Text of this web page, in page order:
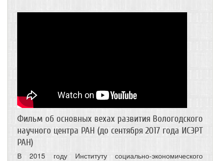
Фильм об основных вехах развития Вологодского
научного центра РАН (до сентября 2017 года ИСЭРТ
РАН)
В 2015 году Институту социально-экономического